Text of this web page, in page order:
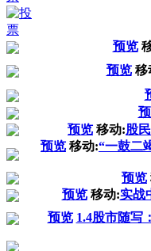
预览
预览移
预览 移动:股
预览 移动:“一鼓二
预览
预览移动:实战
预览 1.4股市随写